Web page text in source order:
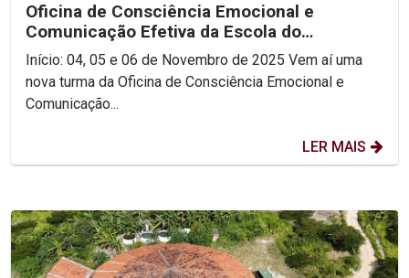
Oficina de Consciência Emocional e
Comunicação Efetiva da Escola do
Consenso!
Início: 04, 05 e 06 de Novembro de 2025 Vem aí uma
nova turma da Oficina de Consciência Emocional e
Comunicação...
LER MAIS